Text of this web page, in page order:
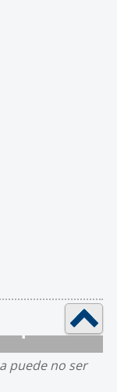
puede no ser